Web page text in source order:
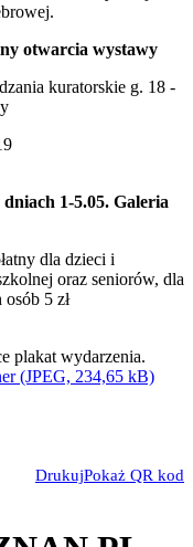
otwarcia wystawy
kuratorskie g. 18 -
1-5.05. Galeria
dla dzieci i
oraz seniorów, dla
osób 5 zł
(JPEG, 234,65 kB)
DrukujPokaż QR kod